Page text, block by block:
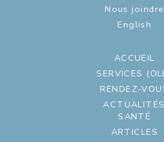
Nous joindre
English
ACCUEIL
SERVICES
RENDEZ-
ACTUALITÉS
SANTÉ
ARTICLES